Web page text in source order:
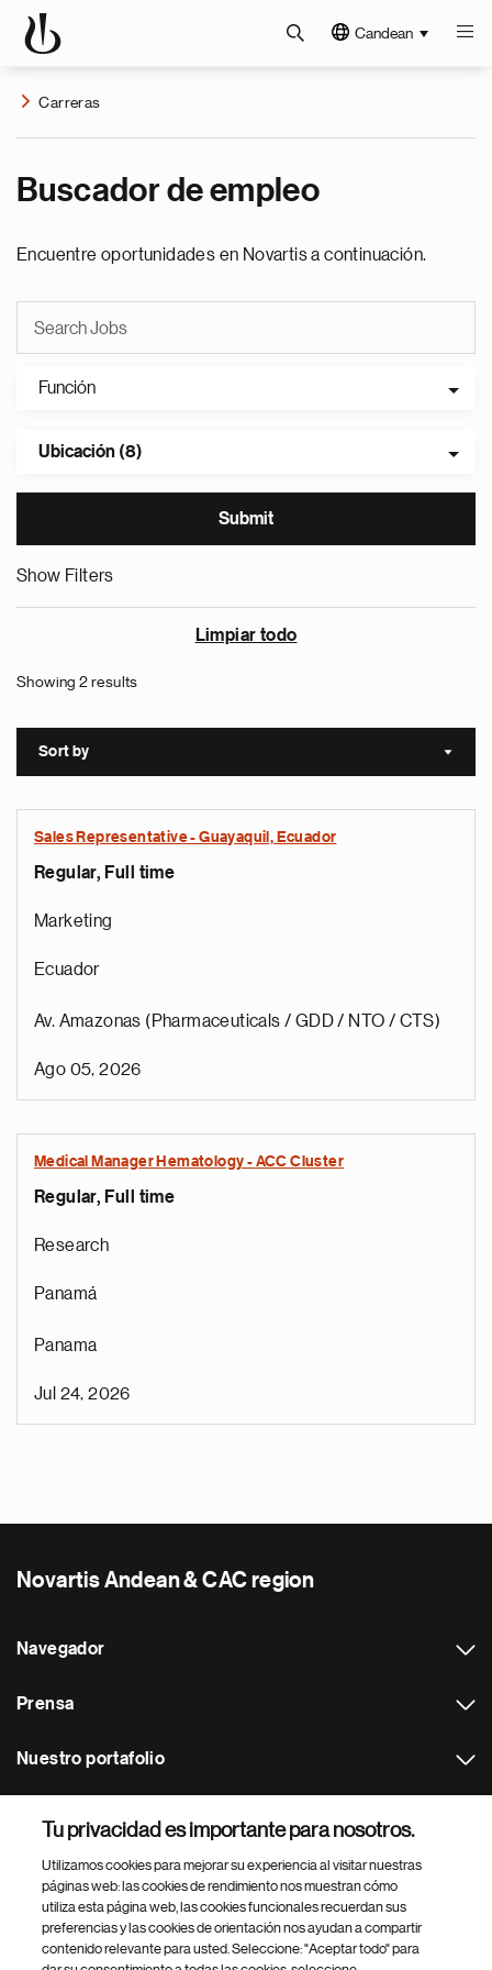
Candean
Carreras
Buscador de empleo
Encuentre oportunidades en Novartis a continuación.
Función
Ubicación (8)
Show Filters
Limpiar todo
Showing 2 results
Sort by Sort
Sales Representative - Guayaquil, Ecuador
Regular, Full time
Marketing
Ecuador
Av. Amazonas (Pharmaceuticals / GDD / NTO / CTS)
Ago 05, 2026
Medical Manager Hematology - ACC Cluster
Regular, Full time
Research
Panamá
Panama
Jul 24, 2026
Novartis Andean & CAC region
Navegador
Prensa
Nuestro portafolio
Footer Site Search
Tu privacidad es importante para nosotros.
Utilizamos cookies para mejorar su experiencia al visitar nuestras
páginas web: las cookies de rendimiento nos muestran cómo
utiliza esta página web, las cookies funcionales recuerdan sus
preferencias y las cookies de orientación nos ayudan a compartir
contenido relevante para usted. Seleccione: "Aceptar todo" para